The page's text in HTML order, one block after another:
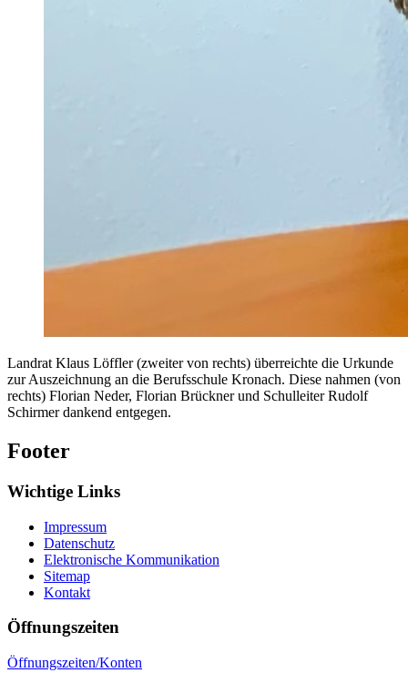
Landrat Klaus Löffler (zweiter von rechts) überreichte die Urkunde
zur Auszeichnung an die Berufsschule Kronach. Diese nahmen (von
rechts) Florian Neder, Florian Brückner und Schulleiter Rudolf
Schirmer dankend entgegen.
Footer
Wichtige Links
Impressum
Datenschutz
Elektronische Kommunikation
Sitemap
Kontakt
Öffnungszeiten
Öffnungszeiten/Konten